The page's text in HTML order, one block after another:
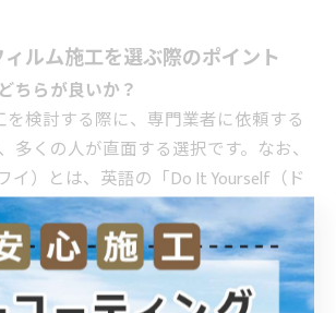
ルム施工を選ぶ際のポイント
ちらが良いか？
を検討する際に、専門業者に依頼する
多くの人が直面する選択です。なお、
イ）とは、英語の「Do It Yourself（ド
フ）」の略で、「自分自身でやる」と
らにもメリットとデメリットがあ
況に応じて適切な選択をすることが大